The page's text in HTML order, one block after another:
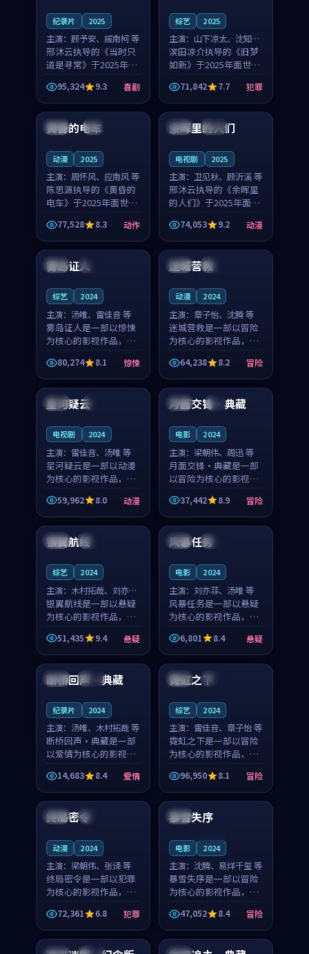
纪录片 2025
主演： 顾予安、戚南柯 等
邢沐云执导的《当时只
道是寻常》于2025年面
世，泰国的城市气质与
母女情深的人物心境共
同构筑了影片基调。顾
予安、戚南柯用细腻的
表演撑起整部喜剧电
95,324 9.3 喜剧
综艺 2025
主演： 山下凉太、沈知韵
等
滨田凉介执导的《旧梦
如新》于2025年面世，
中国台湾的城市气质与
异国相遇的人物心境共
同构筑了影片基调。山
下凉太、沈知韵用细腻
的表演撑起整部犯罪
71,842 7.7 犯罪
日本 4K
黄昏的电车
动漫 2025
主演： 周怀风、应南风 等
陈思源执导的《黄昏的
电车》于2025年面世，
日本的城市气质与渔村
故事的人物心境共同构
筑了影片基调。周怀
风、应南风用细腻的表
演撑起整部动作电影，
77,528 8.3 动作
泰国 完结
余晖里的人们
电视剧 2025
主演： 卫见秋、顾沂溪 等
邢沐云执导的《余晖里
的人们》于2025年面
世，泰国的城市气质与
小镇生活的人物心境共
同构筑了影片基调。卫
见秋、顾沂溪用细腻的
表演撑起整部动漫电
74,053 9.2 动漫
中国 高分
雾岛证人
综艺 2024
主演： 汤唯、雷佳音 等
雾岛证人是一部以惊悚
为核心的影视作品，围
绕危机、反转与人物成
长展开，整体节奏紧
凑，值得推荐观看。
80,274 8.1 惊悚
中国 完结
迷城营救
动漫 2024
主演： 章子怡、沈腾 等
迷城营救是一部以冒险
为核心的影视作品，围
绕危机、反转与人物成
长展开，整体节奏紧
凑，值得推荐观看。
64,238 8.2 冒险
美国 4K
星河疑云
电视剧 2024
主演： 雷佳音、汤唯 等
星河疑云是一部以动漫
为核心的影视作品，围
绕危机、反转与人物成
长展开，整体节奏紧
凑，值得推荐观看。
59,962 8.0 动漫
中国 4K
月面交锋·典藏
电影 2024
主演： 梁朝伟、周迅 等
月面交锋·典藏是一部
以冒险为核心的影视作
品，围绕危机、反转与
人物成长展开，整体节
奏紧凑，值得推荐观
看。
37,442 8.9 冒险
泰国 院线
银翼航线
综艺 2024
主演： 木村拓哉、刘亦菲
等
银翼航线是一部以悬疑
为核心的影视作品，围
绕危机、反转与人物成
长展开，整体节奏紧
凑，值得推荐观看。
51,435 9.4 悬疑
韩国 热播
风暴任务
电影 2024
主演： 刘亦菲、汤唯 等
风暴任务是一部以悬疑
为核心的影视作品，围
绕危机、反转与人物成
长展开，整体节奏紧
凑，值得推荐观看。
6,801 8.4 悬疑
日本 杜比
断桥回声·典藏
纪录片 2024
主演： 汤唯、木村拓哉 等
断桥回声·典藏是一部
以爱情为核心的影视作
品，围绕危机、反转与
人物成长展开，整体节
奏紧凑，值得推荐观
看。
14,683 8.4 爱情
法国 热播
霓虹之下
综艺 2024
主演： 雷佳音、章子怡 等
霓虹之下是一部以冒险
为核心的影视作品，围
绕危机、反转与人物成
长展开，整体节奏紧
凑，值得推荐观看。
96,950 8.1 冒险
法国 杜比
终局密令
动漫 2024
主演： 梁朝伟、张译 等
终局密令是一部以犯罪
为核心的影视作品，围
绕危机、反转与人物成
长展开，整体节奏紧
凑，值得推荐观看。
72,361 6.8 犯罪
泰国
暴雪失序
电影 2024
主演： 沈腾、易烊千玺 等
暴雪失序是一部以冒险
为核心的影视作品，围
绕危机、反转与人物成
长展开，整体节奏紧
凑，值得推荐观看。
47,052 8.4 冒险